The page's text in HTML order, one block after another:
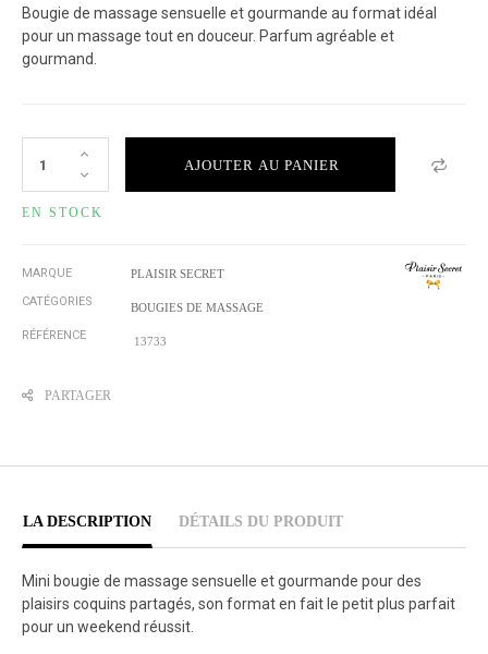
Bougie de massage sensuelle et gourmande au format idéal
pour un massage tout en douceur. Parfum agréable et
gourmand.
AJOUTER AU PANIER
EN STOCK
MARQUE PLAISIR SECRET
CATÉGORIES BOUGIES DE MASSAGE
RÉFÉRENCE 13733
PARTAGER
LA DESCRIPTION DÉTAILS DU PRODUIT
Mini bougie de massage sensuelle et gourmande pour des
plaisirs coquins partagés, son format en fait le petit plus parfait
pour un weekend réussit.